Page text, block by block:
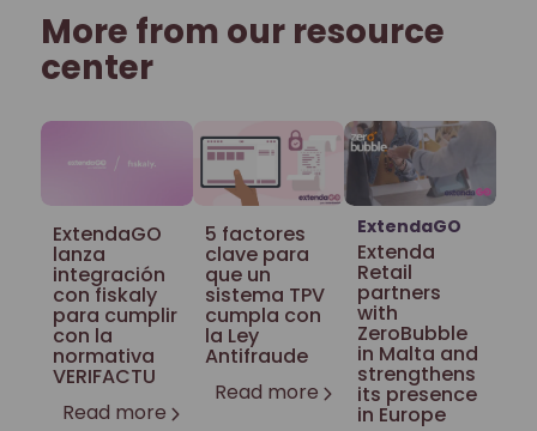
More from our resource
center
ExtendaGO
lanza
integración
con fiskaly
para cumplir
con la
normativa
VERIFACTU
Read more
5 factores
clave para
que un
sistema TPV
cumpla con
la Ley
Antifraude
Read more
ExtendaGO
Extenda
Retail
partners
with
ZeroBubble
in Malta and
strengthens
its presence
in Europe